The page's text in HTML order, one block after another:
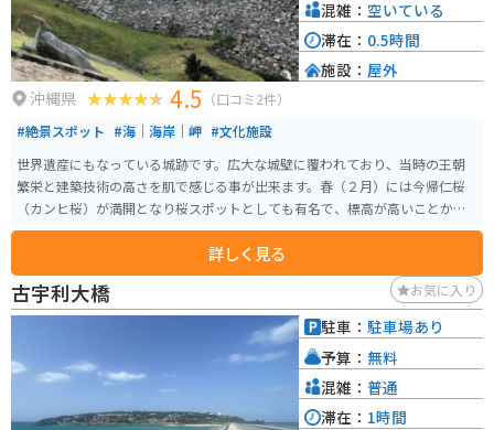
沖縄県 4.5 （口コミ2件）
#絶景スポット #海｜海岸｜岬 #文化施設
世界遺産にもなっている城跡です。広大な城壁に覆われており、当時の王朝
繁栄と建築技術の高さを肌で感じる事が出来ます。春（２月）には今帰仁桜
（カンヒ桜）が満開となり桜スポットとしても有名で、標高が高いことから
頂上からの眺めも絶景なパワースポットです。「天空の城」ともいわれたり
します。観覧料で歴史文化センターも入れます。駐車場は無料です。
詳しく見る
混雑： 空いている
滞在： 0.5時間
施設： 屋外
古宇利大橋 お気に入り
駐車： 駐車場あり
予算： 無料
混雑： 普通
滞在： 1時間